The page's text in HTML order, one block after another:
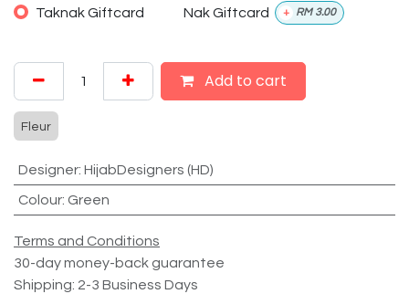
Taknak Giftcard Nak Giftcard + RM 3.00
Add to cart
Fleur
Designer: HijabDesigners (HD)
Colour: Green
Terms and Conditions
30-day money-back guarantee
Shipping: 2-3 Business Days